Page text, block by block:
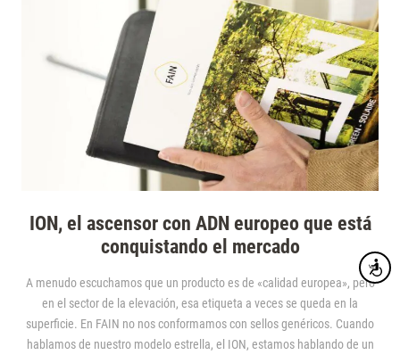
ION, el ascensor con ADN europeo que está
conquistando el mercado
A menudo escuchamos que un producto es de «calidad europea», pero
en el sector de la elevación, esa etiqueta a veces se queda en la
superficie. En FAIN no nos conformamos con sellos genéricos. Cuando
hablamos de nuestro modelo estrella, el ION, estamos hablando de un